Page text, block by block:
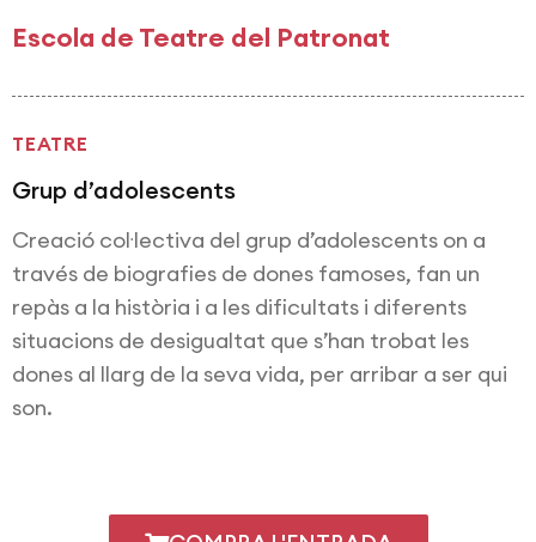
Escola de Teatre del Patronat
TEATRE
Grup d’adolescents
Creació col·lectiva del grup d’adolescents on a
través de biografies de dones famoses, fan un
repàs a la història i a les dificultats i diferents
situacions de desigualtat que s’han trobat les
dones al llarg de la seva vida, per arribar a ser qui
son.